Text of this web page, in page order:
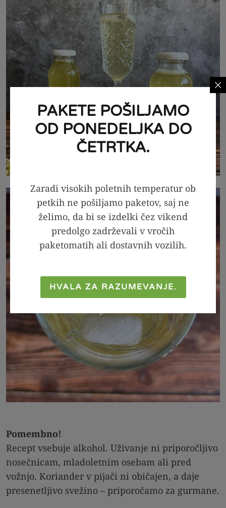
Pomembno!
Recept vsebuje alkohol. Uživanje ni priporočljivo
nosečnicam, mladoletnim osebam ali pred
vožnjo. Koriander v pijači ni običajen, a daje
presenetljivo svežino – priporočamo za gurmane.
PAKETE POŠILJAMO
OD PONEDELJKA DO
ČETRTKA.
Zaradi visokih poletnih temperatur ob
petkih ne pošiljamo paketov, saj ne
želimo, da bi se izdelki čez vikend
predolgo zadrževali v vročih
paketomatih ali dostavnih vozilih.
HVALA ZA RAZUMEVANJE.